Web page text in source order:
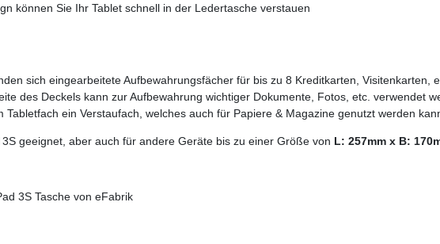
können Sie Ihr Tablet schnell in der Ledertasche verstauen
sich eingearbeitete Aufbewahrungsfächer für bis zu 8 Kreditkarten, Visitenkarten,
des Deckels kann zur Aufbewahrung wichtiger Dokumente, Fotos, etc. verwendet
Tabletfach ein Verstaufach, welches auch für Papiere & Magazine genutzt werden
geeignet, aber auch für andere Geräte bis zu einer Größe von L: 257mm x B:
3S Tasche von eFabrik